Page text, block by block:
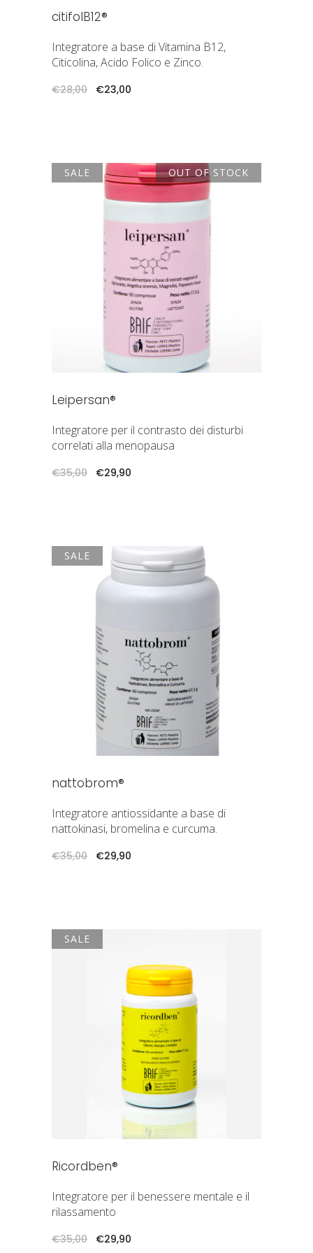
citifolB12®
Integratore a base di Vitamina B12,
Citicolina, Acido Folico e Zinco.
€28,00 Il
prezzo
€23,00
SALE OUT OF STOCK
LEGGI TUTTO
Leipersan®
Integratore per il contrasto dei disturbi
correlati alla menopausa
€35,00 Il
prezzo
€29,90
SALE
AGGIUNGI AL CARRELLO
nattobrom®
Integratore antiossidante a base di
nattokinasi, bromelina e curcuma.
€35,00 Il
prezzo
€29,90
SALE
AGGIUNGI AL CARRELLO
Ricordben®
Integratore per il benessere mentale e il
rilassamento
€35,00 Il
prezzo
€29,90